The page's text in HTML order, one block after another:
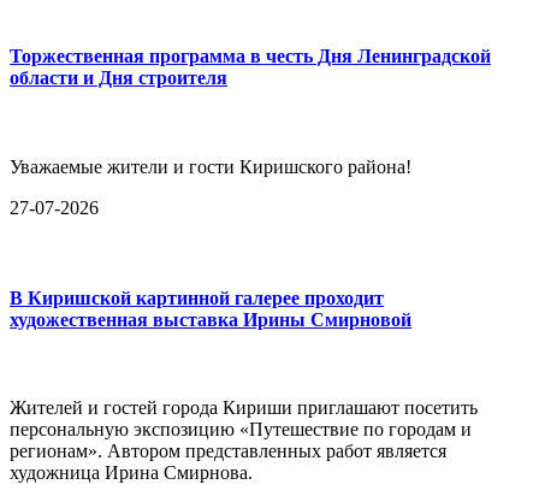
Торжественная программа в честь Дня Ленинградской
области и Дня строителя
Уважаемые жители и гости Киришского района!
27-07-2026
В Киришской картинной галерее проходит
художественная выставка Ирины Смирновой
Жителей и гостей города Кириши приглашают посетить
персональную экспозицию «Путешествие по городам и
регионам». Автором представленных работ является
художница Ирина Смирнова.